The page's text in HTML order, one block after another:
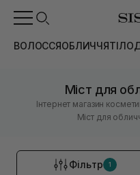
ВОЛОССЯОБЛИЧЧЯТІЛО
Міст для
Інтернет магазин
Міст для
Фільтр 1